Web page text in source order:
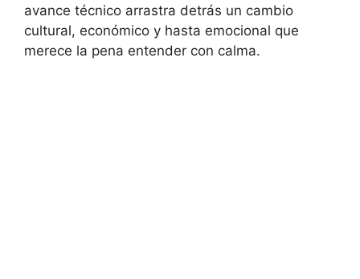
avance técnico arrastra detrás un cambio
cultural, económico y hasta emocional que
merece la pena entender con calma.